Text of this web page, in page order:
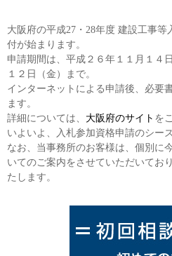
大阪府の平成27・28年度 建設工事
付が始まります。
申請期間は、平成２６年１１月１４
１２日（金）まで。
インターネットによる申請後、必要
ます。
詳細については、 大阪府のサイト を
いよいよ、入札参加資格申請のシー
なお、当事務所のお客様は、個別に
いてのご案内をさせていただいてお
たします。